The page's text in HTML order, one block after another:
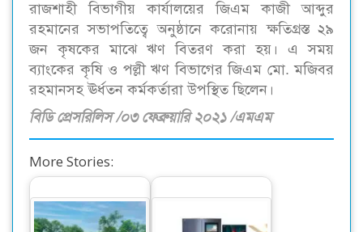
রাজশাহী বিভাগীয় কার্যালয়ের জিএম কাজী আব্দুর
রহমানের সভাপতিত্বে অনুষ্ঠানে করোনায় ক্ষতিগ্রস্ত ২৯
জন কৃষকের মাঝে ঋণ বিতরণ করা হয়। এ সময়
ব্যাংকের কৃষি ও পল্লী ঋণ বিভাগের জিএম মো. মজিবর
রহমানসহ ঊর্ধতন কর্মকর্তারা উপস্থিত ছিলেন।
বিডি প্রেসরিলিস /০৩ ফেব্রুয়ারি ২০২১ /এমএম
More Stories: